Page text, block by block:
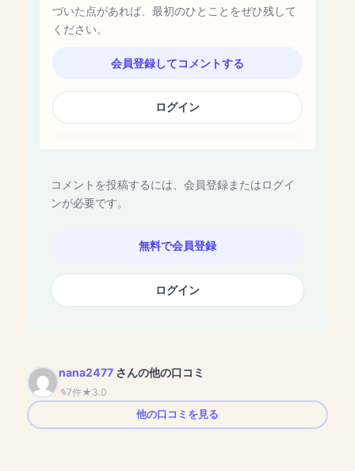
づいた点があれば、最初のひとことをぜひ残して
ください。
会員登録してコメントする
ログイン
コメントを投稿するには、会員登録またはログイ
ンが必要です。
無料で会員登録
ログイン
nana2477さんの他の口コミ
7件
3.0
他の口コミを見る